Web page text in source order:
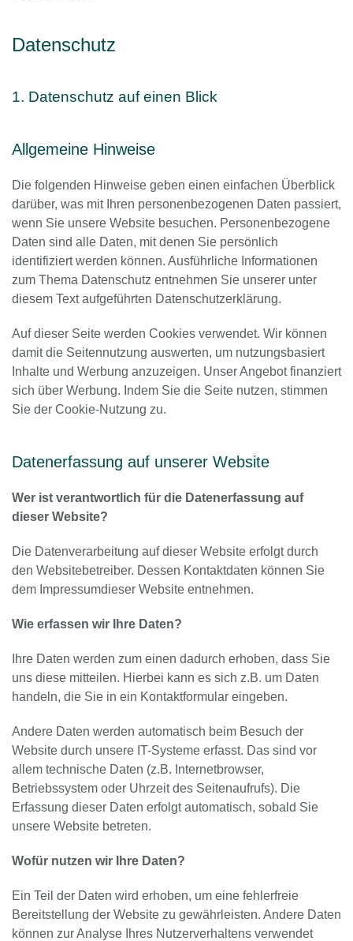
Datenschutz
1. Datenschutz auf einen Blick
Allgemeine Hinweise
Die folgenden Hinweise geben einen einfachen Überblick
darüber, was mit Ihren personenbezogenen Daten passiert,
wenn Sie unsere Website besuchen. Personenbezogene
Daten sind alle Daten, mit denen Sie persönlich
identifiziert werden können. Ausführliche Informationen
zum Thema Datenschutz entnehmen Sie unserer unter
diesem Text aufgeführten Datenschutzerklärung.
Auf dieser Seite werden Cookies verwendet. Wir können
damit die Seitennutzung auswerten, um nutzungsbasiert
Inhalte und Werbung anzuzeigen. Unser Angebot finanziert
sich über Werbung. Indem Sie die Seite nutzen, stimmen
Sie der Cookie-Nutzung zu.
Datenerfassung auf unserer Website
Wer ist verantwortlich für die Datenerfassung auf
dieser Website?
Die Datenverarbeitung auf dieser Website erfolgt durch
den Websitebetreiber. Dessen Kontaktdaten können Sie
dem Impressumdieser Website entnehmen.
Wie erfassen wir Ihre Daten?
Ihre Daten werden zum einen dadurch erhoben, dass Sie
uns diese mitteilen. Hierbei kann es sich z.B. um Daten
handeln, die Sie in ein Kontaktformular eingeben.
Andere Daten werden automatisch beim Besuch der
Website durch unsere IT-Systeme erfasst. Das sind vor
allem technische Daten (z.B. Internetbrowser,
Betriebssystem oder Uhrzeit des Seitenaufrufs). Die
Erfassung dieser Daten erfolgt automatisch, sobald Sie
unsere Website betreten.
Wofür nutzen wir Ihre Daten?
Ein Teil der Daten wird erhoben, um eine fehlerfreie
Bereitstellung der Website zu gewährleisten. Andere Daten
können zur Analyse Ihres Nutzerverhaltens verwendet